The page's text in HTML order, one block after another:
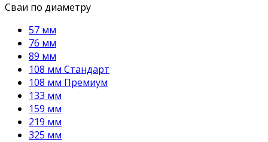
Сваи по диаметру
57 мм
76 мм
89 мм
108 мм Стандарт
108 мм Премиум
133 мм
159 мм
219 мм
325 мм